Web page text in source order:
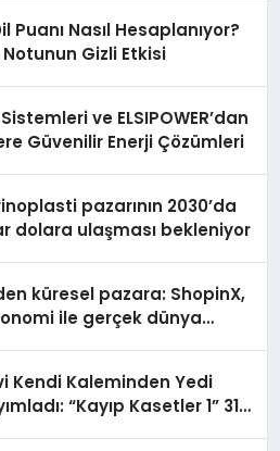
Puanı Nasıl Hesaplanıyor?
Gizli Etkisi
ve ELSIPOWER’dan
Güvenilir Enerji Çözümleri
pazarının 2030’da
dolara ulaşması bekleniyor
küresel pazara: ShopinX,
ile gerçek dünya
Kendi Kaleminden Yedi
“Kayıp Kasetler 1” 31